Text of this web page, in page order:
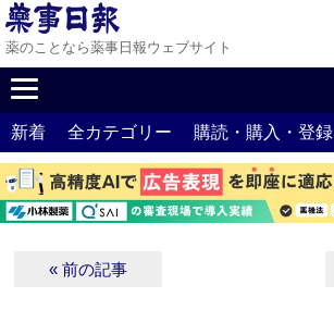
薬のことなら薬事日報ウェブサイト
新着 全カテゴリー 購読・購入・登録
« 前の記事